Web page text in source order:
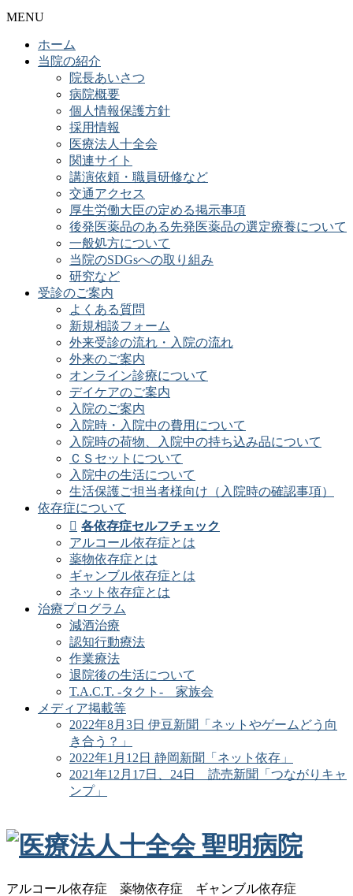
MENU
ホーム
当院の紹介
院長あいさつ
病院概要
個人情報保護方針
採用情報
医療法人十全会
関連サイト
講演依頼・職員研修など
交通アクセス
厚生労働大臣の定める掲示事項
後発医薬品のある先発医薬品の選定療養について
一般処方について
当院のSDGsへの取り組み
研究など
受診のご案内
よくある質問
新規相談フォーム
外来受診の流れ・入院の流れ
外来のご案内
オンライン診療について
デイケアのご案内
入院のご案内
入院時・入院中の費用について
入院時の荷物、入院中の持ち込み品について
ＣＳセットについて
入院中の生活について
生活保護ご担当者様向け（入院時の確認事項）
依存症について
各依存症セルフチェック
アルコール依存症とは
薬物依存症とは
ギャンブル依存症とは
ネット依存症とは
治療プログラム
減酒治療
認知行動療法
作業療法
退院後の生活について
T.A.C.T. -タクト- 家族会
メディア掲載等
2022年8月3日 伊豆新聞「ネットやゲームどう向
き合う？」
2022年1月12日 静岡新聞「ネット依存」
2021年12月17日、24日 読売新聞「つながりキャ
ンプ」
アルコール依存症 薬物依存症 ギャンブル依存症